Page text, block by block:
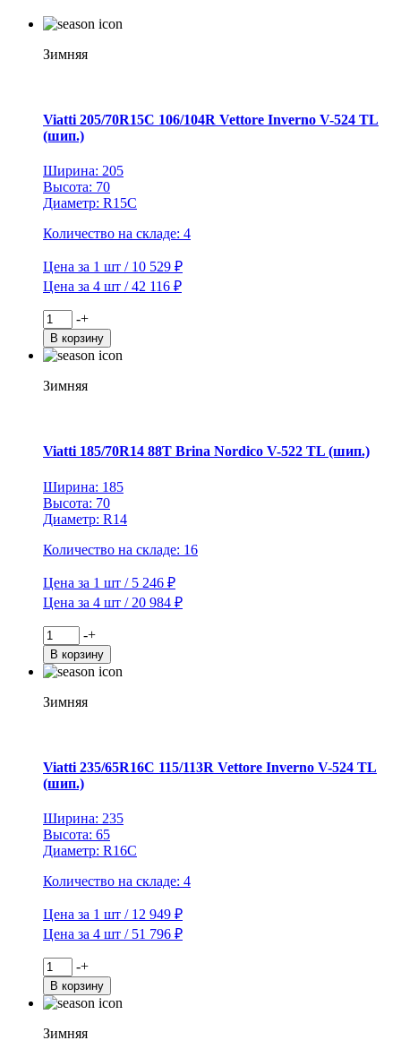
Зимняя
Viatti 205/70R15C 106/104R Vettore Inverno V-524 TL
(шип.)
Ширина: 205
Высота: 70
Диаметр: R15C
Количество на складе: 4
Цена за 1 шт / 10 529 ₽
Цена за 4 шт / 42 116 ₽
Количество
товара
Viatti
205/70R15C
106/104R
524
TL
-+
В корзину
Зимняя
Viatti 185/70R14 88T Brina Nordico V-522 TL (шип.)
Ширина: 185
Высота: 70
Диаметр: R14
Количество на складе: 16
Цена за 1 шт / 5 246 ₽
Цена за 4 шт / 20 984 ₽
Количество
товара
Viatti
185/70R14
88T
522
TL
(шип.)
-+
В корзину
Зимняя
Viatti 235/65R16C 115/113R Vettore Inverno V-524 TL
(шип.)
Ширина: 235
Высота: 65
Диаметр: R16C
Количество на складе: 4
Цена за 1 шт / 12 949 ₽
Цена за 4 шт / 51 796 ₽
Количество
товара
Viatti
235/65R16C
115/113R
-+
В корзину
Зимняя